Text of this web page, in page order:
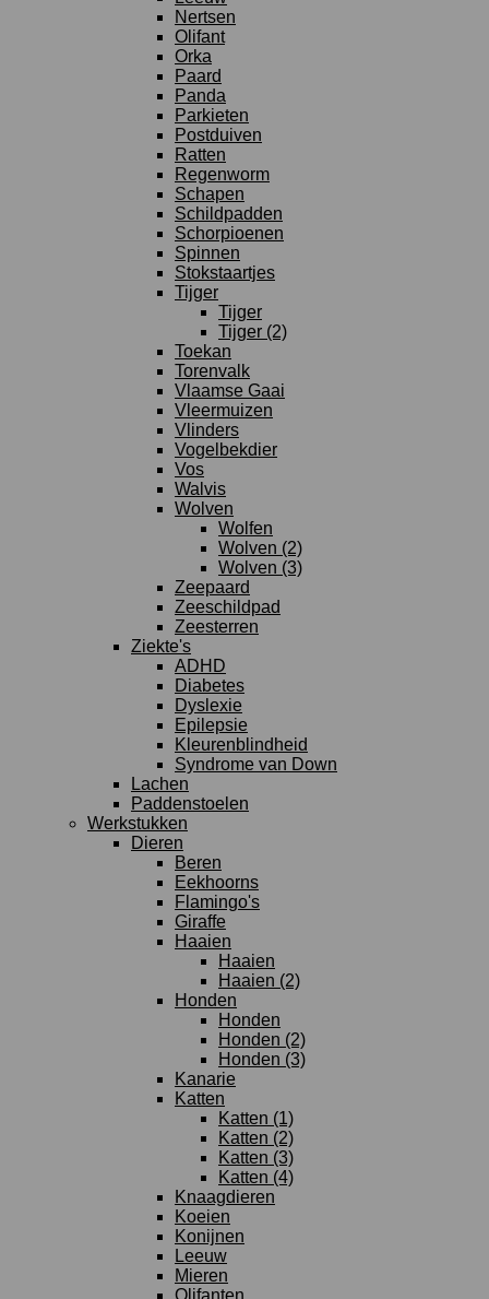
Nertsen
Olifant
Orka
Paard
Panda
Parkieten
Postduiven
Ratten
Regenworm
Schapen
Schildpadden
Schorpioenen
Spinnen
Stokstaartjes
Tijger
Tijger
Tijger (2)
Toekan
Torenvalk
Vlaamse Gaai
Vleermuizen
Vlinders
Vogelbekdier
Vos
Walvis
Wolven
Wolfen
Wolven (2)
Wolven (3)
Zeepaard
Zeeschildpad
Zeesterren
Ziekte's
ADHD
Diabetes
Dyslexie
Epilepsie
Kleurenblindheid
Syndrome van Down
Lachen
Paddenstoelen
Werkstukken
Dieren
Beren
Eekhoorns
Flamingo's
Giraffe
Haaien
Haaien
Haaien (2)
Honden
Honden
Honden (2)
Honden (3)
Kanarie
Katten
Katten (1)
Katten (2)
Katten (3)
Katten (4)
Knaagdieren
Koeien
Konijnen
Leeuw
Mieren
Olifanten